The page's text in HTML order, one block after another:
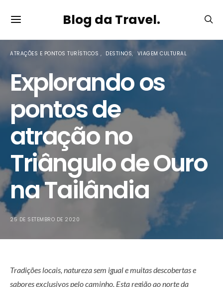
Blog da Travel.
ATRAÇÕES E PONTOS TURÍSTICOS DESTINOS VIAGEM CULTURAL
Explorando os
pontos de
atração no
Triângulo de Ouro
na Tailândia
25 DE SETEMBRO DE 2020
Tradições locais, natureza sem igual e muitas descobertas e
sabores exclusivos pelo caminho. Esta região ao norte da